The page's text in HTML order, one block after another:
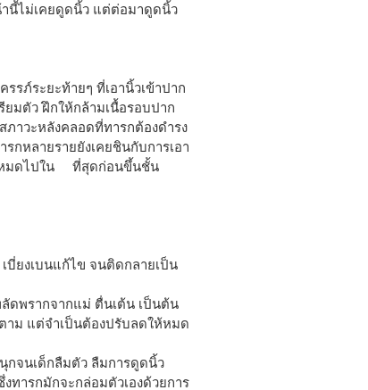
นี้ไม่เคยดูดนิ้ว แต่ต่อมาดูดนิ้ว
รภ์ระยะท้ายๆ ที่เอานิ้วเข้าปาก
ยมตัว ฝึกให้กล้ามเนื้อรอบปาก
ภาวะหลังคลอดที่ทารกต้องดำรง
กหลายรายยังเคยชินกับการเอา
หมดไปใน ที่สุดก่อนขึ้นชั้น
ยงเบนแก้ไข จนติดกลายเป็น
ดพรากจากแม่ ตื่นเต้น เป็นต้น
าม แต่จำเป็นต้องปรับลดให้หมด
กจนเด็กลืมตัว ลืมการดูดนิ้ว
ทารกมักจะกล่อมตัวเองด้วยการ